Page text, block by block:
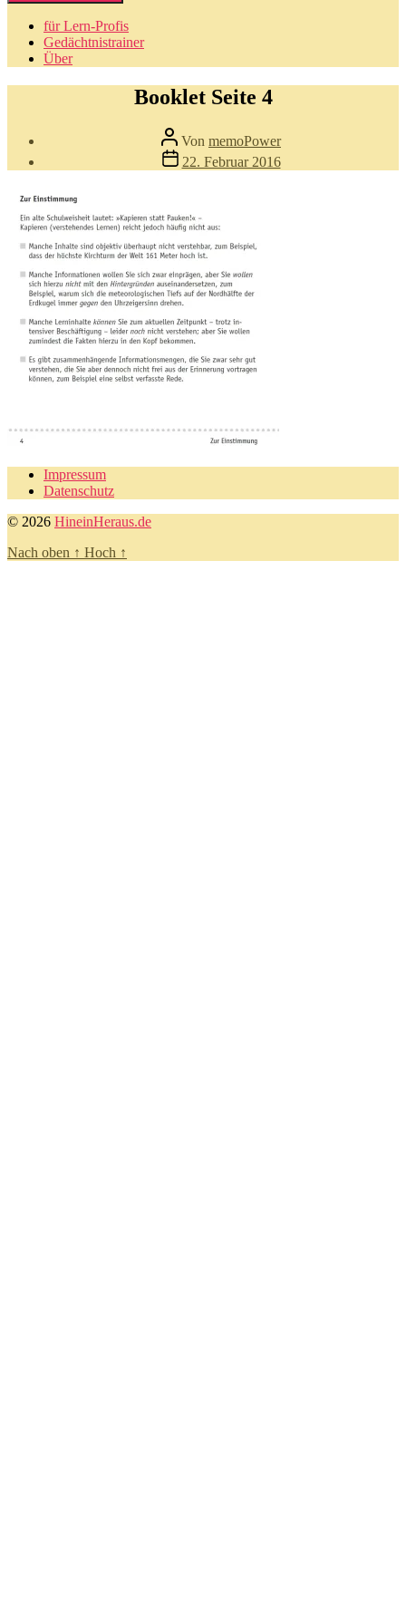
für Lern-Profis
Gedächtnistrainer
Über
Booklet Seite 4
Beitragsautor
Von memoPower
Beitragsdatum
22. Februar 2016
Impressum
Datenschutz
© 2026 HineinHeraus.de
Nach oben ↑ Hoch ↑